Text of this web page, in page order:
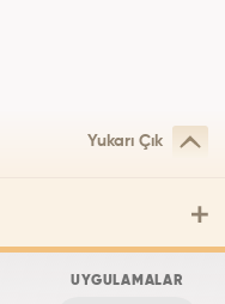
Yukarı Çık
UYGULAMALAR